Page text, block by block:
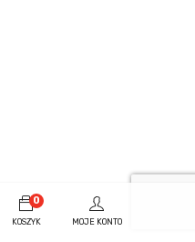
0
KOSZYK MOJE KONTO